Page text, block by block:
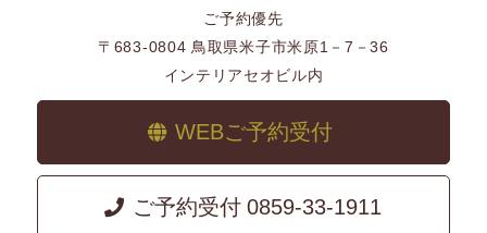
ご予約優先
〒683-0804 鳥取県米子市米原1－7－36
インテリアセオビル内
WEBご予約受付
ご予約受付 0859-33-1911